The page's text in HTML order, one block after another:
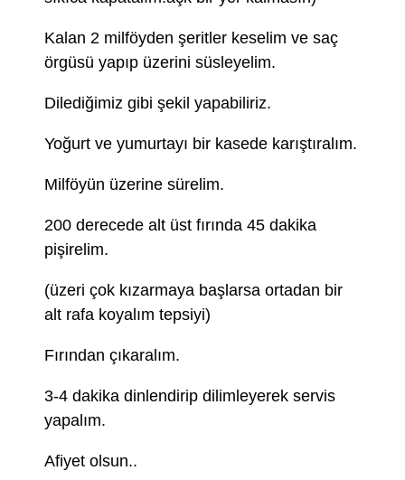
Kalan 2 milföyden şeritler keselim ve saç
örgüsü yapıp üzerini süsleyelim.
Dilediğimiz gibi şekil yapabiliriz.
Yoğurt ve yumurtayı bir kasede karıştıralım.
Milföyün üzerine sürelim.
200 derecede alt üst fırında 45 dakika
pişirelim.
(üzeri çok kızarmaya başlarsa ortadan bir
alt rafa koyalım tepsiyi)
Fırından çıkaralım.
3-4 dakika dinlendirip dilimleyerek servis
yapalım.
Afiyet olsun..